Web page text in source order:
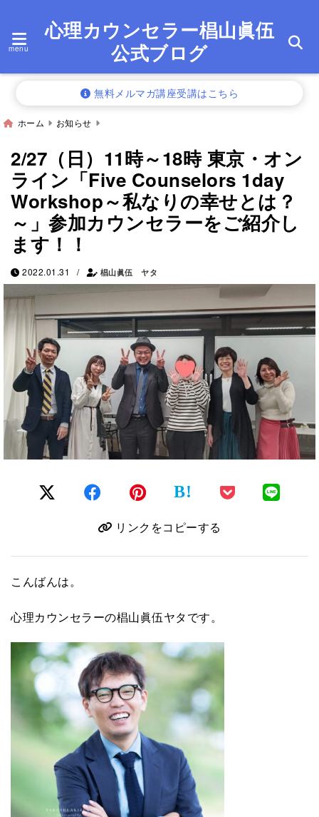
menu
心理カウンセラー椙山眞伍
公式ブログ
無料メルマガ講座受講はこちら
ホーム お知らせ
2/27（日）11時～18時 東京・オン
ライン「Five Counselors 1day
Workshop～私なりの幸せとは？
～」参加カウンセラーをご紹介し
ます！！
2022.01.31 / 椙山眞伍 ヤタ
B!
リンクをコピーする
こんばんは。
心理カウンセラーの椙山眞伍ヤタです。